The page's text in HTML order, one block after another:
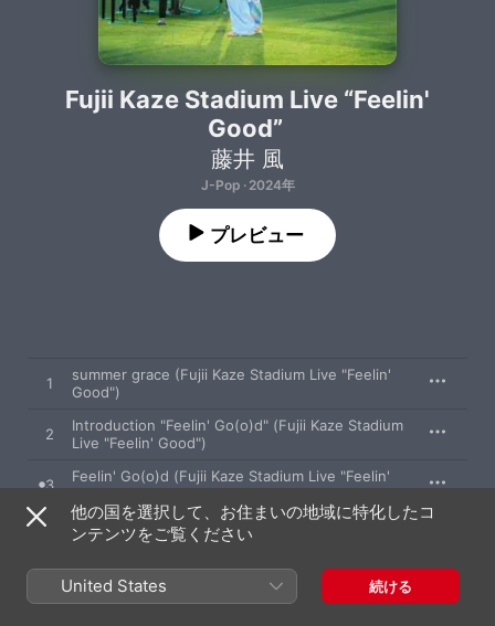
Fujii Kaze Stadium Live “Feelin'
Good”
藤井 風
J-Pop · 2024年
プレビュー
1
summer grace (Fujii Kaze Stadium Live "Feelin'
Good")
2
Introduction "Feelin' Go(o)d" (Fujii Kaze Stadium
Live "Feelin' Good")
3
Feelin' Go(o)d (Fujii Kaze Stadium Live "Feelin'
Good")
花 (Fujii Kaze Stadium Live "Feelin' Good")
ガーデン (Fujii Kaze Stadium Live "Feelin' Good")
他の国を選択して、お住まいの地域に特化したコ
ンテンツをご覧ください
United States 続ける